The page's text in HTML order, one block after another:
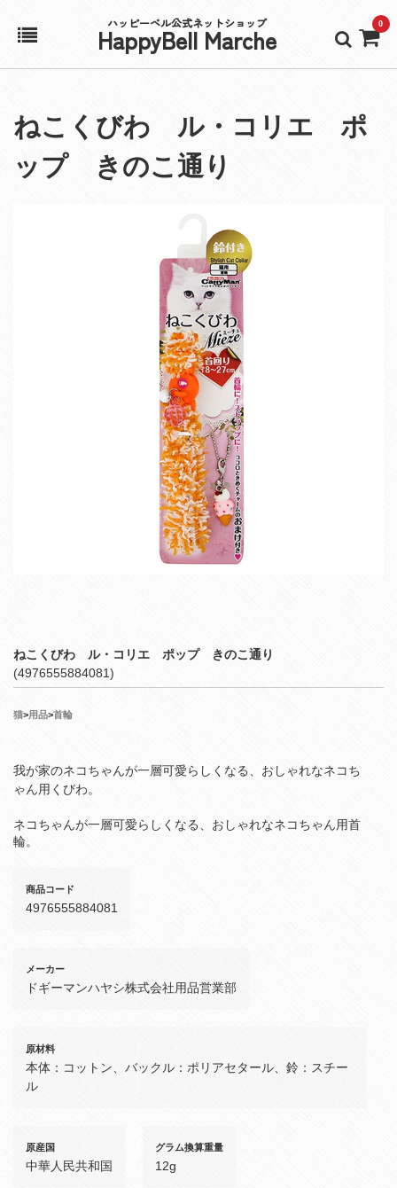
ハッピーベル公式ネットショップ
HappyBell Marche 0
アカウント
カート
ねこくびわ ル・コリエ ポ
ップ きのこ通り
ねこくびわ ル・コリエ ポップ きのこ通り
(4976555884081)
猫>用品>首輪
我が家のネコちゃんが一層可愛らしくなる、おしゃれなネコち
ゃん用くびわ。
ネコちゃんが一層可愛らしくなる、おしゃれなネコちゃん用首
輪。
商品コード
4976555884081
メーカー
ドギーマンハヤシ株式会社用品営業部
原材料
本体：コットン、バックル：ポリアセタール、鈴：スチー
ル
原産国
中華人民共和国
グラム換算重量
12g